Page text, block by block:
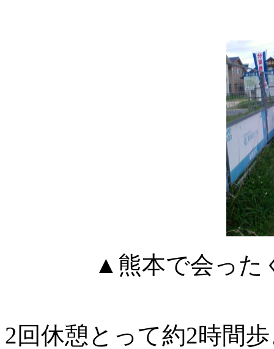
▲熊本で会った
2回休憩とって約2時間